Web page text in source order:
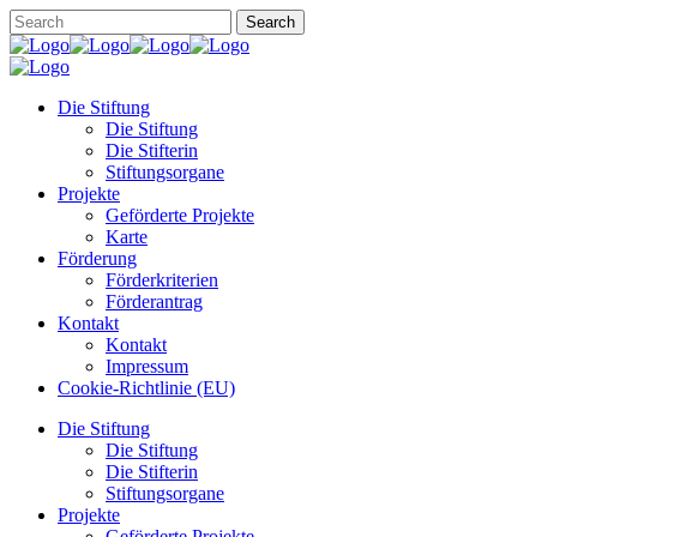
Die Stiftung
Die Stiftung
Die Stifterin
Stiftungsorgane
Projekte
Geförderte Projekte
Karte
Förderung
Förderkriterien
Förderantrag
Kontakt
Kontakt
Impressum
Cookie-Richtlinie (EU)
Die Stiftung
Die Stiftung
Die Stifterin
Stiftungsorgane
Projekte